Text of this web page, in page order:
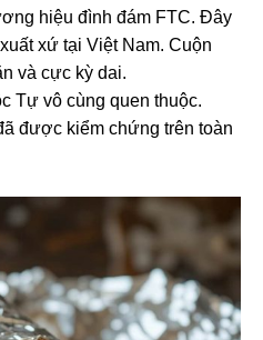
hiệu đình đám FTC. Đây
xứ tại Việt Nam. Cuộn
và cực kỳ dai.
Tự vô cùng quen thuộc.
được kiểm chứng trên toàn